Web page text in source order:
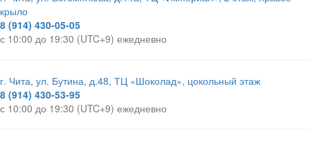
крыло
8 (914) 430-05-05
с 10:00 до 19:30 (UTC+9) ежедневно
г. Чита, ул. Бутина, д.48, ТЦ «Шоколад», цокольный этаж
8 (914) 430-53-95
с 10:00 до 19:30 (UTC+9) ежедневно